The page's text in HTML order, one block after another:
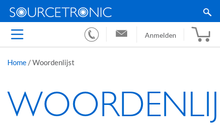
Anmelden
Home /Woordenlijst